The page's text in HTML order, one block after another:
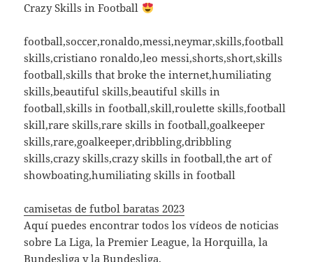
Crazy Skills in Football
football,soccer,ronaldo,messi,neymar,skills,football
skills,cristiano ronaldo,leo messi,shorts,short,skills
football,skills that broke the internet,humiliating
skills,beautiful skills,beautiful skills in
football,skills in football,skill,roulette skills,football
skill,rare skills,rare skills in football,goalkeeper
skills,rare,goalkeeper,dribbling,dribbling
skills,crazy skills,crazy skills in football,the art of
showboating,humiliating skills in football
camisetas de futbol baratas 2023
Aquí puedes encontrar todos los vídeos de noticias
sobre La Liga, la Premier League, la Horquilla, la
Bundesliga y la Bundesliga.